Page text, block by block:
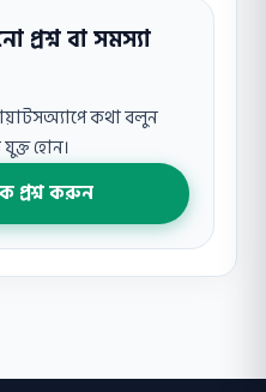
বা সমস্যা
কথা বলুন
হোন।
প্রশ্ন করুন